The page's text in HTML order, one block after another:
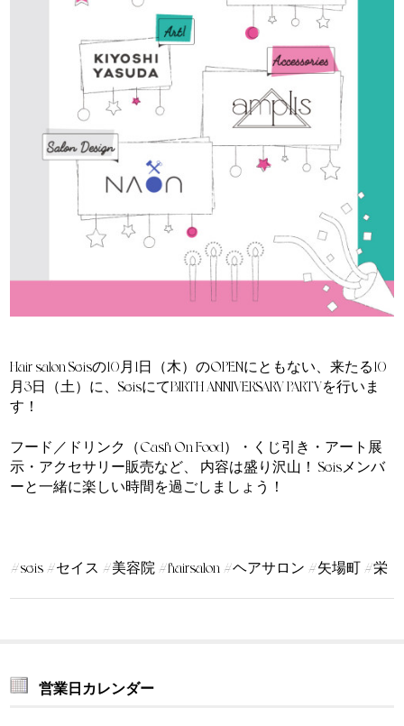
Hair salon Seisの10月1日（木）のOPENにともない、来たる10
月3日（土）に、SeisにてBIRTH ANNIVERSARY PARTYを行いま
す！
フード／ドリンク（Cash On Food）・くじ引き・アート展
示・アクセサリー販売など、 内容は盛り沢山！ Seisメンバ
ーと一緒に楽しい時間を過ごしましょう！
#seis #セイス #美容院 #hairsalon #ヘアサロン #矢場町 #栄
営業日カレンダー